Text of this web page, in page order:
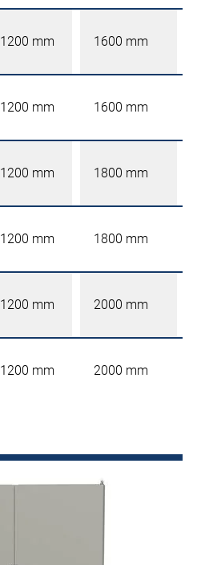
1200 mm 1600 mm
1200 mm 1600 mm
1200 mm 1800 mm
1200 mm 1800 mm
1200 mm 2000 mm
1200 mm 2000 mm